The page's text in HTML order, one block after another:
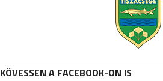
KÖVESSEN A FACEBOOK-ON IS